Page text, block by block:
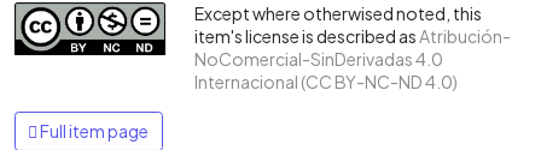
Except where otherwised noted, this
item's license is described asAtribución-
NoComercial-SinDerivadas 4.0
Internacional (CC BY-NC-ND 4.0)
Full item page